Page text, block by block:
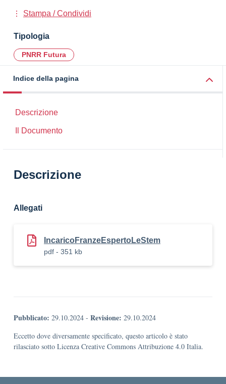
Stampa / Condividi
Tipologia
PNRR Futura
Indice della pagina
Descrizione
Il Documento
Descrizione
Allegati
IncaricoFranzeEspertoLeStem
pdf - 351 kb
Pubblicato: 29.10.2024 - Revisione: 29.10.2024
Eccetto dove diversamente specificato, questo articolo è stato
rilasciato sotto Licenza Creative Commons Attribuzione 4.0 Italia.